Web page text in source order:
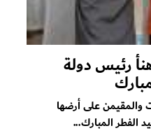
رئيس دولة
والمقيمن على أرضها
الفطر المبارك...